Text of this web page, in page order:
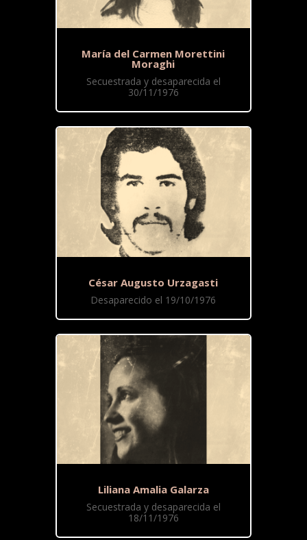
María del Carmen Morettini
Moraghi
Secuestrada y desaparecida el
30/11/1976
César Augusto Urzagasti
Desaparecido el 19/10/1976
Liliana Amalia Galarza
Secuestrada y desaparecida el
18/11/1976